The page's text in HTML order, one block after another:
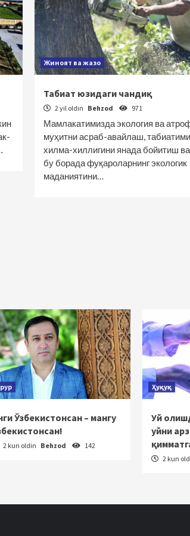
Жиноят ва жазо
Табиат юзидаги чандиқ
2 yil oldin Behzod 971
Мамлакатимизда экология ва
муҳитни асраб-авайлаш,
хилма-хиллигини янада бойитиш ва
бу борада фуқароларнинг экологик
маданиятини…
Ўзбекистонсан – мангу
2 kun oldin Behzod 142
Ҳуқуқ
Уй
уйни
2 kun